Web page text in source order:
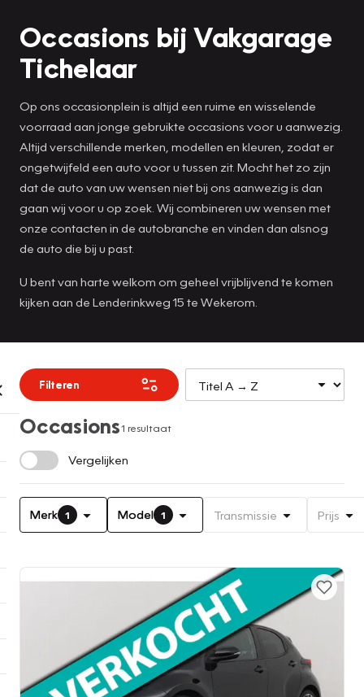
Occasions bij Vakgarage
Tichelaar
Op ons occasionplein is altijd een ruime en wisselende
voorraad aan jonge gebruikte occasions voor u aanwezig.
Altijd verschillende merken, modellen en kleuren, zodat er
ongetwijfeld een auto voor u tussen zit. Mocht het zo zijn
dat de auto van uw wensen niet bij ons aanwezig is dan
gaan wij voor u op zoek. Wij combineren uw wensen met
onze contacten in de autobranche en vinden dan alsnog
de auto die bij u past.
U bent van harte welkom om geheel vrijblijvend te komen
kijken aan de Lenderinkweg 15 te Wekerom.
Filteren
Occasions1 resultaat
Vergelijken
Merk 1 Model 1 Transmissie Prijs